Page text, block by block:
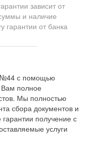
зависит от
и наличие
гарантии от банка
№44 с помощью
Вам полное
Мы полностью
сбора документов и
получение с
услуги